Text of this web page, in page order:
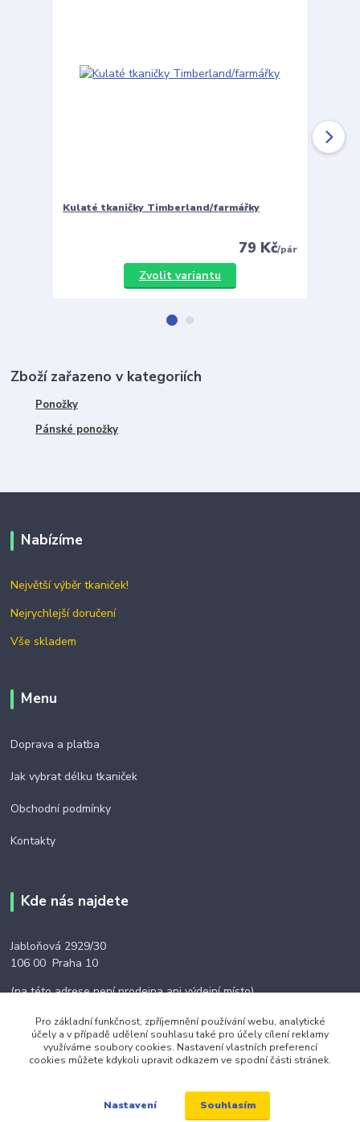
Kulaté tkaničky Timberland/farmářky
79 Kč/pár
Zvolit variantu
Zboží zařazeno v kategoriích
Ponožky
Pánské ponožky
Nabízíme
Největší výběr tkaniček!
Nejrychlejší doručení
Vše skladem
Menu
Doprava a platba
Jak vybrat délku tkaniček
Obchodní podmínky
Kontakty
Kde nás najdete
Jabloňová 2929/30
106 00 Praha 10
(na této adrese není prodejna ani výdejní místo)
Pro základní funkčnost, zpříjemnění používání webu, analytické
účely a v případě udělení souhlasu také pro účely cílení reklamy
využíváme soubory cookies. Nastavení vlastních preferencí
cookies můžete kdykoli upravit odkazem ve spodní části stránek.
Nastavení Souhlasím